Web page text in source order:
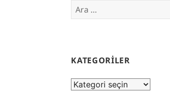
Arama:
KATEGORİLER
KATEGORİLER